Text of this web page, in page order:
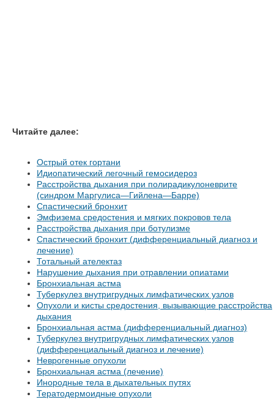
Читайте далее:
Острый отек гортани
Идиопатический легочный гемосидероз
Расстройства дыхания при полирадикулоневрите
(синдром Маргулиса—Гийлена—Барре)
Спастический бронхит
Эмфизема средостения и мягких покровов тела
Расстройства дыхания при ботулизме
Спастический бронхит (дифференциальный диагноз и
лечение)
Тотальный ателектаз
Нарушение дыхания при отравлении опиатами
Бронхиальная астма
Туберкулез внутригрудных лимфатических узлов
Опухоли и кисты средостения, вызывающие расстройства
дыхания
Бронхиальная астма (дифференциальный диагноз)
Туберкулез внутригрудных лимфатических узлов
(дифференциальный диагноз и лечение)
Неврогенные опухоли
Бронхиальная астма (лечение)
Инородные тела в дыхательных путях
Тератодермоидные опухоли